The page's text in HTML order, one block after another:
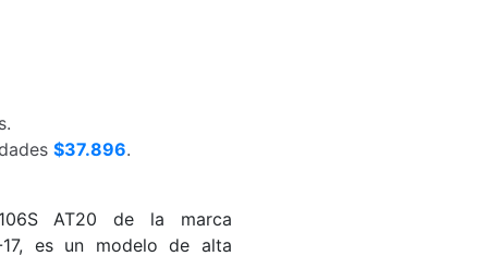
$37.896.
AT20 de la marca
17, es un modelo de alta